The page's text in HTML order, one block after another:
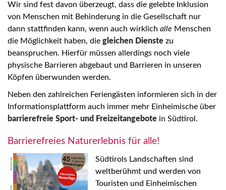
Wir sind fest davon überzeugt, dass die gelebte Inklusion
von Menschen mit Behinderung in die Gesellschaft nur
dann stattfinden kann, wenn auch wirklich alle Menschen
die Möglichkeit haben, die gleichen Dienste zu
beanspruchen. Hierfür müssen allerdings noch viele
physische Barrieren abgebaut und Barrieren in unseren
Köpfen überwunden werden.
Neben den zahlreichen Feriengästen informieren sich in der
Informationsplattform auch immer mehr Einheimische über
barrierefreie Sport- und Freizeitangebote in Südtirol.
Barrierefreies Naturerlebnis für alle!
Südtirols Landschaften sind
weltberühmt und werden von
Touristen und Einheimischen